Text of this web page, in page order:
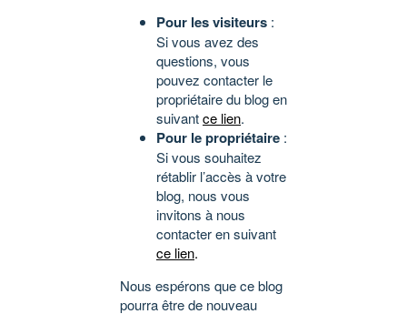
Pour les visiteurs :
Si vous avez des
questions, vous
pouvez contacter le
propriétaire du blog en
suivantce lien.
Pour le propriétaire :
Si vous souhaitez
rétablir l’accès à votre
blog, nous vous
invitons à nous
contacter en suivant
ce lien.
Nous espérons que ce blog
pourra être de nouveau